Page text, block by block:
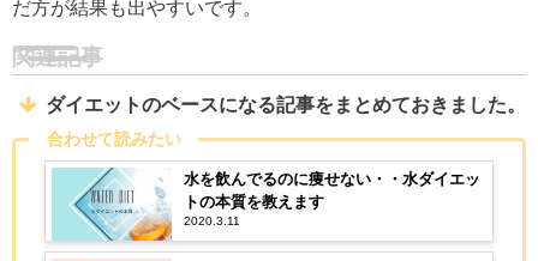
だ方が結果も出やすいです。
関連記事
ダイエットのベースになる記事をまとめておきました。
合わせて読みたい
水を飲んでるのに痩せない・・水ダイエッ
トの本質を教えます
2020.3.11